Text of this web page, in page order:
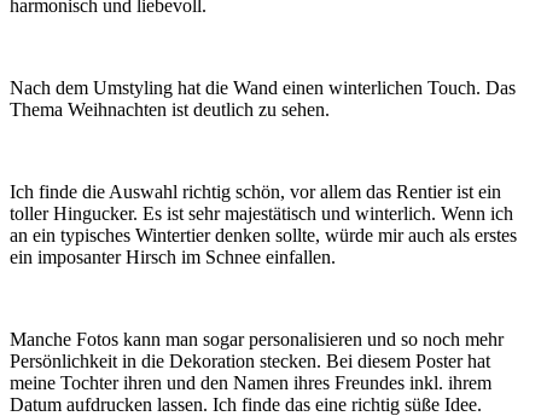
harmonisch und liebevoll.
Nach dem Umstyling hat die Wand einen winterlichen Touch. Das
Thema Weihnachten ist deutlich zu sehen.
Ich finde die Auswahl richtig schön, vor allem das Rentier ist ein
toller Hingucker. Es ist sehr majestätisch und winterlich. Wenn ich
an ein typisches Wintertier denken sollte, würde mir auch als erstes
ein imposanter Hirsch im Schnee einfallen.
Manche Fotos kann man sogar personalisieren und so noch mehr
Persönlichkeit in die Dekoration stecken. Bei diesem Poster hat
meine Tochter ihren und den Namen ihres Freundes inkl. ihrem
Datum aufdrucken lassen. Ich finde das eine richtig süße Idee.